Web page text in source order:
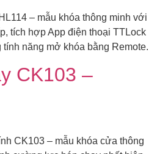
– mẫu khóa thông minh với
tích hợp App điện thoại TTLock
tính năng mở khóa bằng Remote.
CK103 –
CK103 – mẫu khóa cửa thông